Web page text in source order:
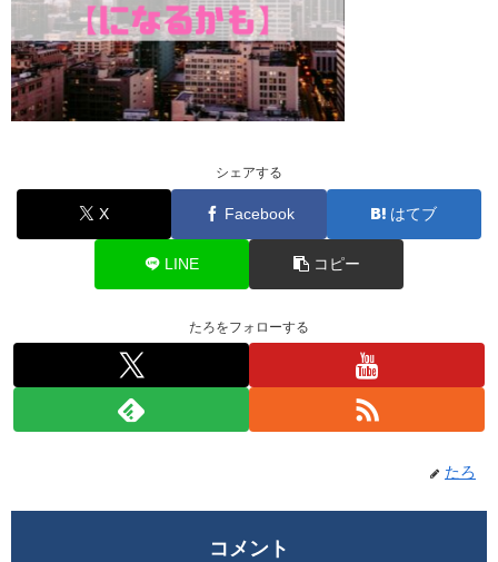
シェアする
X Facebook はてブ
LINE コピー
たろをフォローする
たろ
コメント